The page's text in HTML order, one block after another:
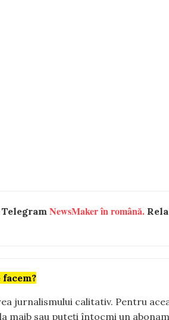
NewsMaker în română.
jurnalismului calitativ. Pentru
maib sau puteți întocmi un